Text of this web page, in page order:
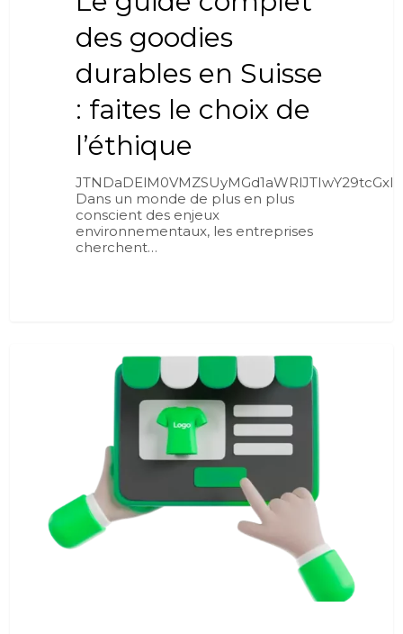
des goodies
durables en Suisse
: faites le choix de
l’éthique
Dans un monde de plus en plus
conscient des enjeux
environnementaux, les entreprises
cherchent…